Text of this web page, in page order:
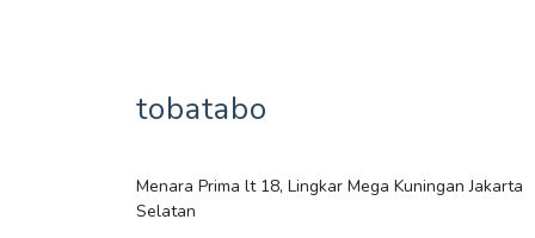
tobatabo
Menara Prima lt 18, Lingkar Mega Kuningan Jakarta
Selatan